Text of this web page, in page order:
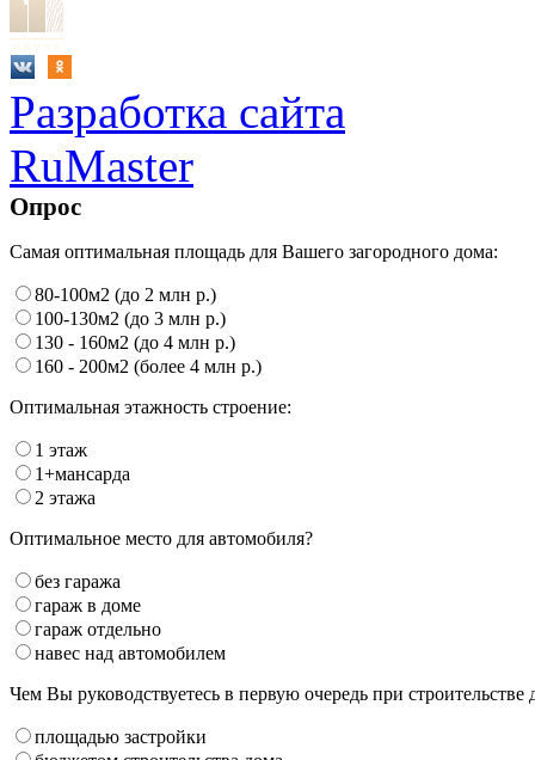
Разработка сайта
RuMaster
Опрос
Самая оптимальная площадь для Вашего загородного дома:
80-100м2 (до 2 млн р.)
100-130м2 (до 3 млн р.)
130 - 160м2 (до 4 млн р.)
160 - 200м2 (более 4 млн р.)
Оптимальная этажность строение:
1 этаж
1+мансарда
2 этажа
Оптимальное место для автомобиля?
без гаража
гараж в доме
гараж отдельно
навес над автомобилем
Чем Вы руководствуетесь в первую очередь при строительстве
площадью застройки